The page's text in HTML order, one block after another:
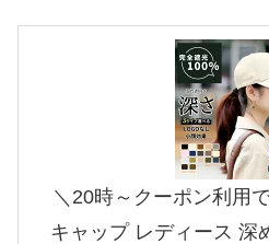
＼20時～クーポン利用
キャップ レディース 深